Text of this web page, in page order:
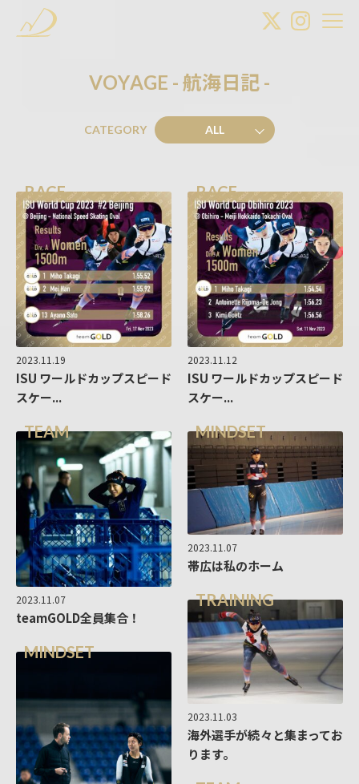
VOYAGE - 航海日記 -
CATEGORY ALL
RACE
2023.11.19
ISU ワールドカップスピード
スケー...
RACE
2023.11.12
ISU ワールドカップスピード
スケー...
TEAM
2023.11.07
teamGOLD全員集合！
MINDSET
2023.11.07
帯広は私のホーム
TRAINING
2023.11.03
海外選手が続々と集まってお
ります。
MINDSET